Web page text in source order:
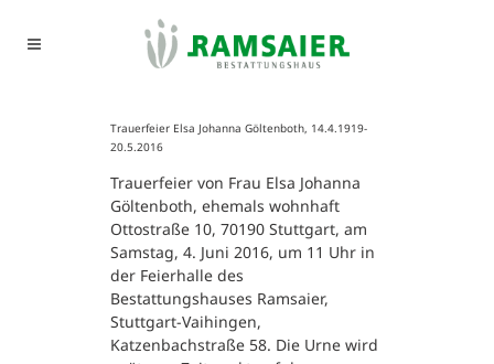
Trauerfeier Elsa Johanna Göltenboth, 14.4.1919-
20.5.2016
Trauerfeier von Frau Elsa Johanna
Göltenboth, ehemals wohnhaft
Ottostraße 10, 70190 Stuttgart, am
Samstag, 4. Juni 2016, um 11 Uhr in
der Feierhalle des
Bestattungshauses Ramsaier,
Stuttgart-Vaihingen,
Katzenbachstraße 58. Die Urne wird